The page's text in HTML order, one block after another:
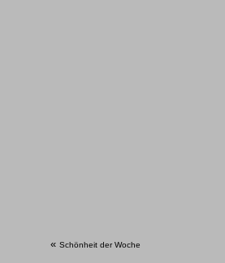
« Schönheit der Woche